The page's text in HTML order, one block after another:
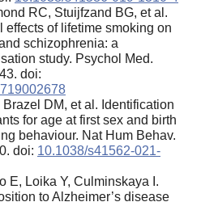
RC, Stuijfzand BG, et al.
effects of lifetime smoking on
schizophrenia: a
study. Psychol Med.
doi:
DM, et al. Identification
for age at first sex and birth
behaviour. Nat Hum Behav.
doi: 10.1038/s41562-021-
E, Loika Y, Culminskaya I.
to Alzheimer’s disease